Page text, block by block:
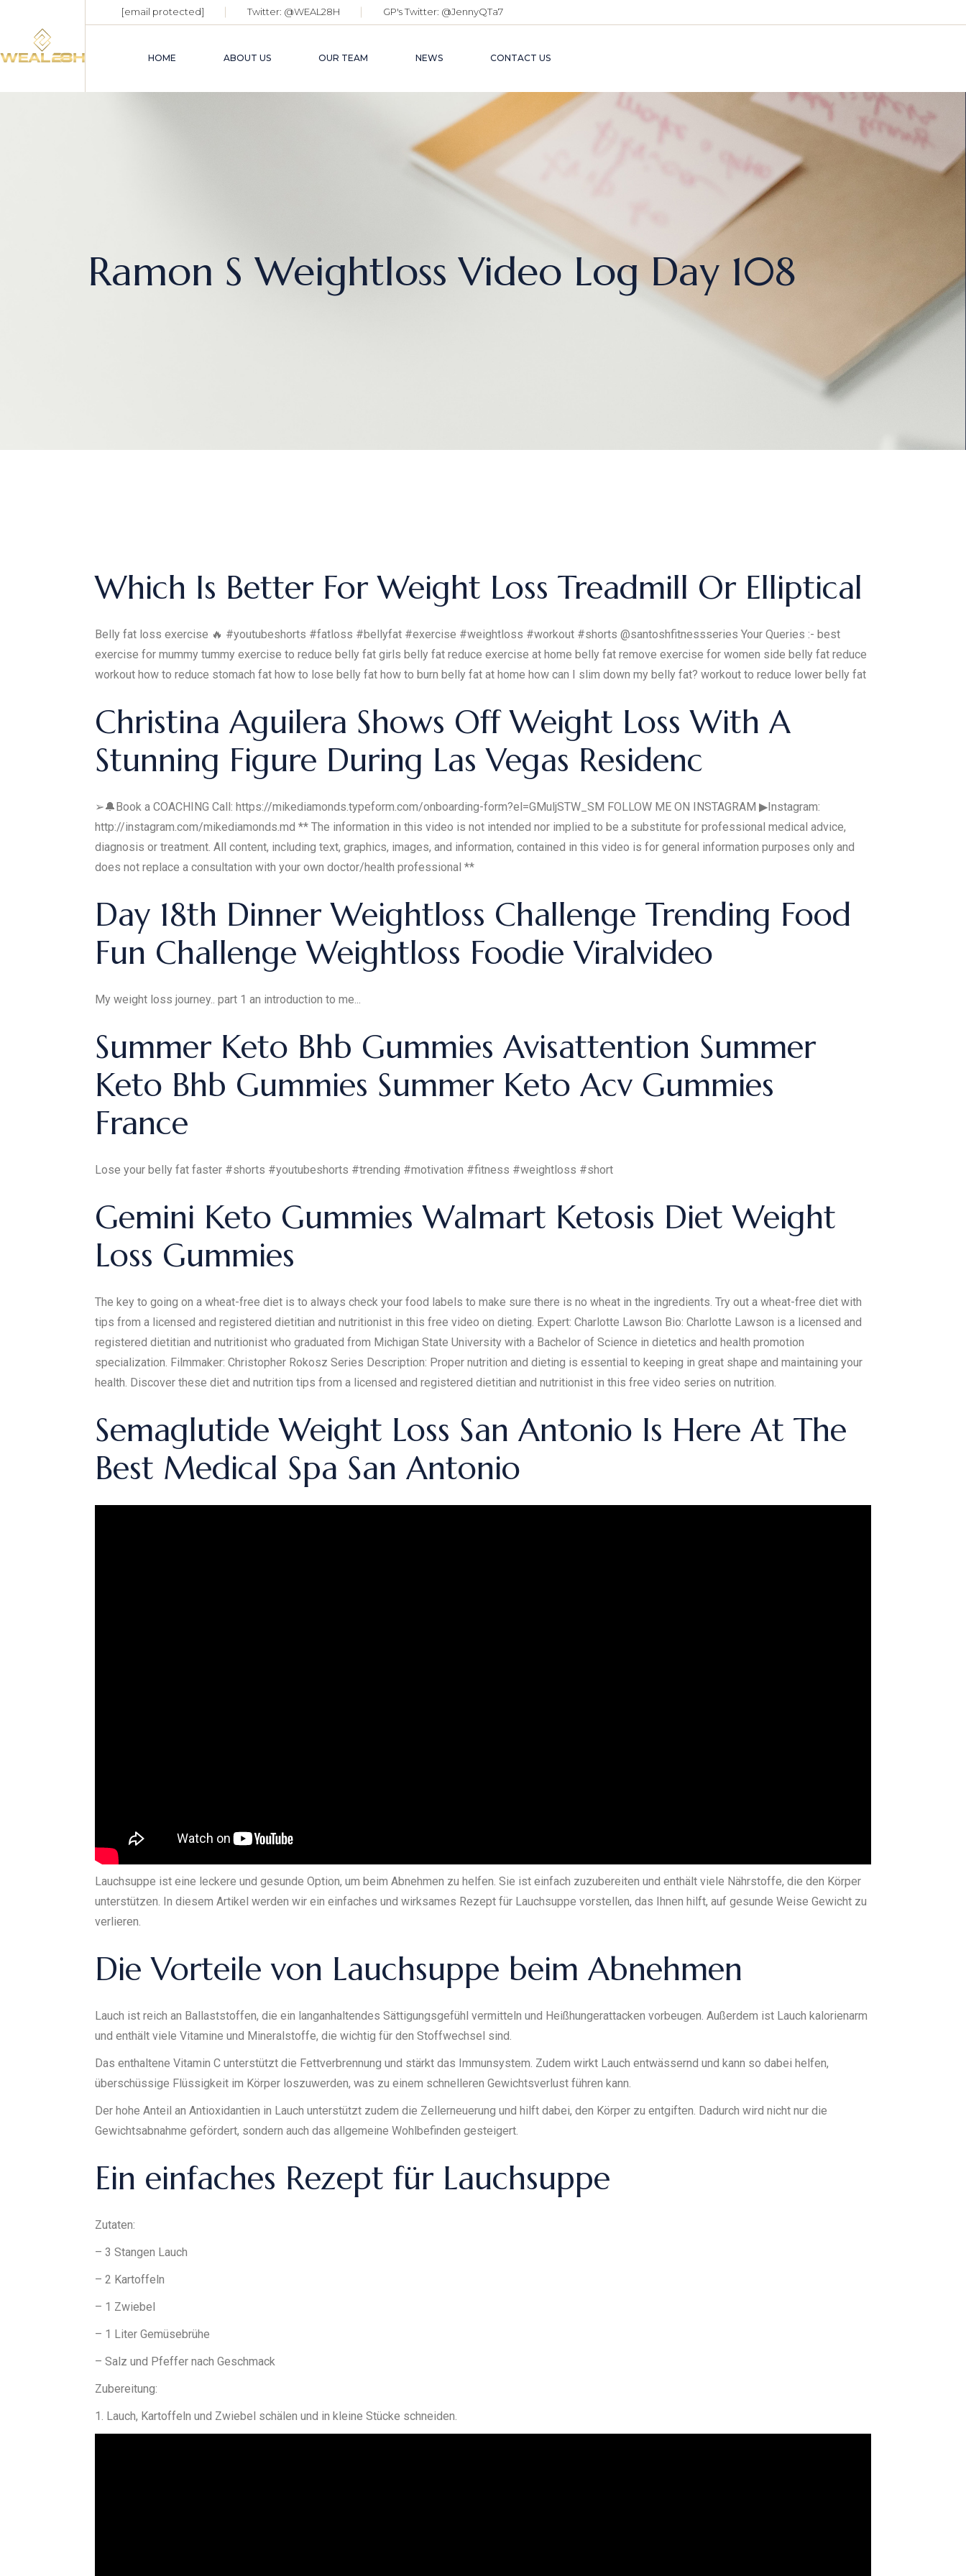
[email protected] Twitter: @WEAL28H GP's Twitter: @JennyQTa7
HOME ABOUT US OUR TEAM NEWS CONTACT US
Ramon S Weightloss Video Log Day 108
Which Is Better For Weight Loss Treadmill Or Elliptical
Belly fat loss exercise 🔥 #youtubeshorts #fatloss #bellyfat #exercise #weightloss #workout #shorts @santoshfitnessseries Your Queries :- best
exercise for mummy tummy exercise to reduce belly fat girls belly fat reduce exercise at home belly fat remove exercise for women side belly fat reduce
workout how to reduce stomach fat how to lose belly fat how to burn belly fat at home how can I slim down my belly fat? workout to reduce lower belly fat
Christina Aguilera Shows Off Weight Loss With A
Stunning Figure During Las Vegas Residenc
➢🔔Book a COACHING Call: https://mikediamonds.typeform.com/onboarding-form?el=GMuljSTW_SM FOLLOW ME ON INSTAGRAM ▶Instagram:
http://instagram.com/mikediamonds.md ** The information in this video is not intended nor implied to be a substitute for professional medical advice,
diagnosis or treatment. All content, including text, graphics, images, and information, contained in this video is for general information purposes only and
does not replace a consultation with your own doctor/health professional **
Day 18th Dinner Weightloss Challenge Trending Food
Fun Challenge Weightloss Foodie Viralvideo
My weight loss journey.. part 1 an introduction to me...
Summer Keto Bhb Gummies Avisattention Summer
Keto Bhb Gummies Summer Keto Acv Gummies
France
Lose your belly fat faster #shorts #youtubeshorts #trending #motivation #fitness #weightloss #short
Gemini Keto Gummies Walmart Ketosis Diet Weight
Loss Gummies
The key to going on a wheat-free diet is to always check your food labels to make sure there is no wheat in the ingredients. Try out a wheat-free diet with
tips from a licensed and registered dietitian and nutritionist in this free video on dieting. Expert: Charlotte Lawson Bio: Charlotte Lawson is a licensed and
registered dietitian and nutritionist who graduated from Michigan State University with a Bachelor of Science in dietetics and health promotion
specialization. Filmmaker: Christopher Rokosz Series Description: Proper nutrition and dieting is essential to keeping in great shape and maintaining your
health. Discover these diet and nutrition tips from a licensed and registered dietitian and nutritionist in this free video series on nutrition.
Semaglutide Weight Loss San Antonio Is Here At The
Best Medical Spa San Antonio
Lauchsuppe ist eine leckere und gesunde Option, um beim Abnehmen zu helfen. Sie ist einfach zuzubereiten und enthält viele Nährstoffe, die den Körper
unterstützen. In diesem Artikel werden wir ein einfaches und wirksames Rezept für Lauchsuppe vorstellen, das Ihnen hilft, auf gesunde Weise Gewicht zu
verlieren.
Die Vorteile von Lauchsuppe beim Abnehmen
Lauch ist reich an Ballaststoffen, die ein langanhaltendes Sättigungsgefühl vermitteln und Heißhungerattacken vorbeugen. Außerdem ist Lauch kalorienarm
und enthält viele Vitamine und Mineralstoffe, die wichtig für den Stoffwechsel sind.
Das enthaltene Vitamin C unterstützt die Fettverbrennung und stärkt das Immunsystem. Zudem wirkt Lauch entwässernd und kann so dabei helfen,
überschüssige Flüssigkeit im Körper loszuwerden, was zu einem schnelleren Gewichtsverlust führen kann.
Der hohe Anteil an Antioxidantien in Lauch unterstützt zudem die Zellerneuerung und hilft dabei, den Körper zu entgiften. Dadurch wird nicht nur die
Gewichtsabnahme gefördert, sondern auch das allgemeine Wohlbefinden gesteigert.
Ein einfaches Rezept für Lauchsuppe
Zutaten:
– 3 Stangen Lauch
– 2 Kartoffeln
– 1 Zwiebel
– 1 Liter Gemüsebrühe
– Salz und Pfeffer nach Geschmack
Zubereitung:
1. Lauch, Kartoffeln und Zwiebel schälen und in kleine Stücke schneiden.